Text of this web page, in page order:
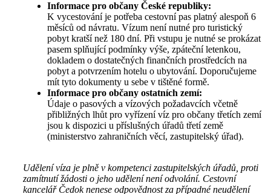
Informace pro občany České republiky:
K vycestování je potřeba cestovní pas platný alespoň 6
měsíců od návratu. Vízum není nutné pro turistický
pobyt kratší než 180 dní. Při vstupu je nutné se prokázat
pasem splňující podmínky výše, zpáteční letenkou,
dokladem o dostatečných finančních prostředcích na
pobyt a potvrzením hotelu o ubytování. Doporučujeme
mít tyto dokumenty u sebe v tištěné formě.
Informace pro občany ostatních zemí:
Údaje o pasových a vízových požadavcích včetně
přibližných lhůt pro vyřízení víz pro občany třetích zemí
jsou k dispozici u příslušných úřadů třetí země
(ministerstvo zahraničních věcí, zastupitelský úřad).
Udělení víza je plně v kompetenci zastupitelských úřadů, proti
zamítnutí žádosti o jeho udělení není odvolání. Cestovní
kancelář Čedok nenese odpovědnost za případné neudělení